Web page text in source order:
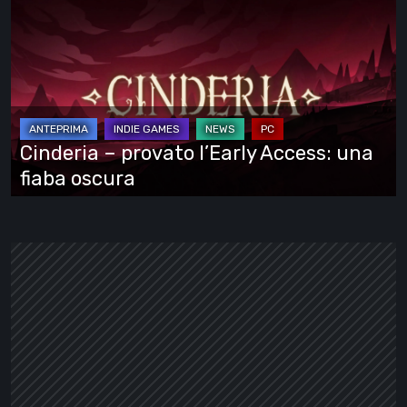
provato
l’Early
Access:
una
fiaba
oscura
Cinderia – provato l’Early Access: una
fiaba oscura